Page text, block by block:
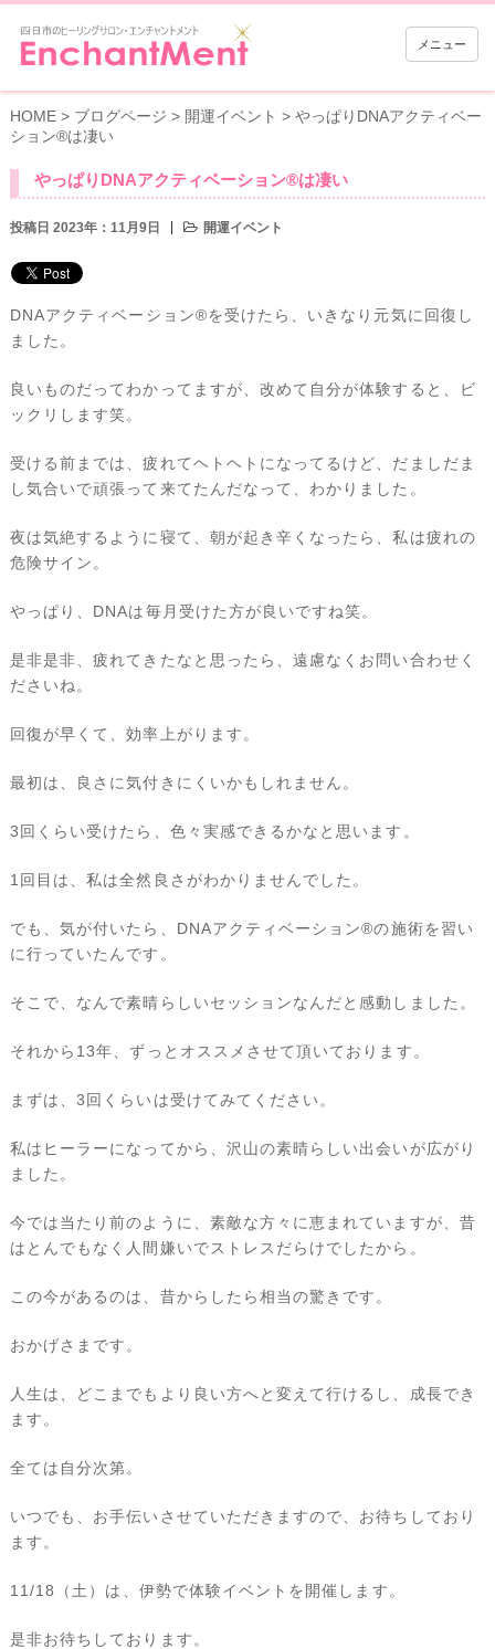
メニュー
HOME> ブログページ > 開運イベント > やっぱりDNAアクティベー
ション®️は凄い
やっぱりDNAアクティベーション®️は凄い
投稿日 2023年：11月9日 開運イベント
DNAアクティベーション®️を受けたら、いきなり元気に回復し
ました。
良いものだってわかってますが、改めて自分が体験すると、ビ
ックリします笑。
受ける前までは、疲れてヘトヘトになってるけど、だましだま
し気合いで頑張って来てたんだなって、わかりました。
夜は気絶するように寝て、朝が起き辛くなったら、私は疲れの
危険サイン。
やっぱり、DNAは毎月受けた方が良いですね笑。
是非是非、疲れてきたなと思ったら、遠慮なくお問い合わせく
ださいね。
回復が早くて、効率上がります。
最初は、良さに気付きにくいかもしれません。
3回くらい受けたら、色々実感できるかなと思います。
1回目は、私は全然良さがわかりませんでした。
でも、気が付いたら、DNAアクティベーション®️の施術を習い
に行っていたんです。
そこで、なんで素晴らしいセッションなんだと感動しました。
それから13年、ずっとオススメさせて頂いております。
まずは、3回くらいは受けてみてください。
私はヒーラーになってから、沢山の素晴らしい出会いが広がり
ました。
今では当たり前のように、素敵な方々に恵まれていますが、昔
はとんでもなく人間嫌いでストレスだらけでしたから。
この今があるのは、昔からしたら相当の驚きです。
おかげさまです。
人生は、どこまでもより良い方へと変えて行けるし、成長でき
ます。
全ては自分次第。
いつでも、お手伝いさせていただきますので、お待ちしており
ます。
11/18（土）は、伊勢で体験イベントを開催します。
是非お待ちしております。